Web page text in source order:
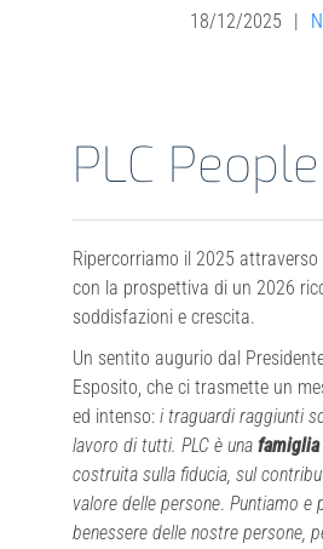
Sistema interno di gestione del rischio
Contatti
Lavora con noi
18/12/2025
PLC
Ripercorriamo il 2025
con la prospettiva di un 2026
soddisfazioni e crescita.
Un sentito augurio dal
Esposito, che ci trasmette un
ed intenso: i traguardi raggiunti
lavoro di tutti. PLC è una famiglia
costruita sulla fiducia, sul
valore delle persone. Puntiamo e
benessere delle nostre persone,